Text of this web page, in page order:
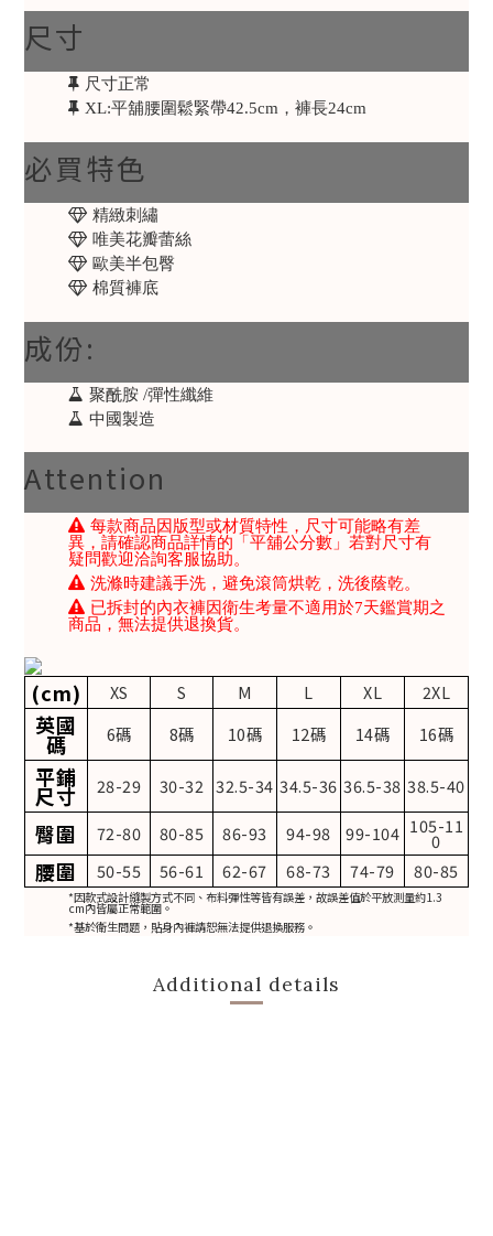
尺寸
尺寸正常
XL:平舖腰圍鬆緊帶42.5cm，褲長24cm
必買特色
精緻刺繡
唯美花瓣蕾絲
歐美半包臀
棉質褲底
成份:
聚酰胺 /彈性纖維
中國製造
Attention
每款商品因版型或材質特性，尺寸可能略有差
異，請確認商品詳情的「平舖公分數」若對尺寸有
疑問歡迎洽詢客服協助。
洗滌時建議手洗，避免滾筒烘乾，洗後蔭乾。
已拆封的內衣褲因衛生考量不適用於7天鑑賞期之
商品，無法提供退換貨。
(cm) XS S M L XL 2XL
英國
碼 6碼 8碼 10碼 12碼 14碼 16碼
平鋪
尺寸 28-29 30-32 32.5-34 34.5-36 36.5-38 38.5-40
臀圍 72-80 80-85 86-93 94-98 99-104 105-11
0
腰圍 50-55 56-61 62-67 68-73 74-79 80-85
*因款式設計縫製方式不同、布料彈性等皆有誤差，故誤差值於平放測量約1.3
cm內皆屬正常範圍。
*基於衛生問題，貼身內褲請恕無法提供退換服務。
Additional details